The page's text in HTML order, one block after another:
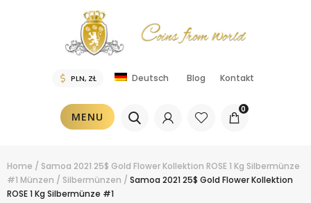
Deutsch Blog Kontakt
MENU
0
Home / Samoa 2021 25$ Gold Flower Kollektion ROSE 1 Kg Silbermünze
#1 Münzen / Silbermünzen / Samoa 2021 25$ Gold Flower Kollektion
ROSE 1 Kg Silbermünze #1